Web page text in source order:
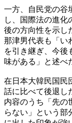
一方、自民党の谷
し、国際法の進化
後の方向性を示し
那津男代表も「い
を引き継ぎ、今後
味がある」と述べ
在日本大韓民国民
話に比べて後退し
内容のうち「先の
らない」という部